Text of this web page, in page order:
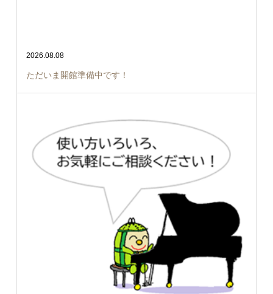
2026.08.08
ただいま開館準備中です！